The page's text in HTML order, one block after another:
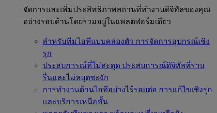
จัดการและเพิ่มประสิทธิภาพสถานที่ทำงานดิจิทัลของคุณ
อย่างรอบด้านโดยรวมอยู่ในแพลตฟอร์มเดียว
สำหรับทีมไอทีแบบคล่องตัว การจัดการอุปกรณ์เชิง
รุก
ประสบการณ์ที่ไม่สะดุด ประสบการณ์ดิจิทัลที่ราบ
รื่นและไม่หยุดชะงัก
การทำงานด้านไอทีอย่างไร้รอยต่อ การแก้ไขเชิงรุก
และบริการเหนือชั้น